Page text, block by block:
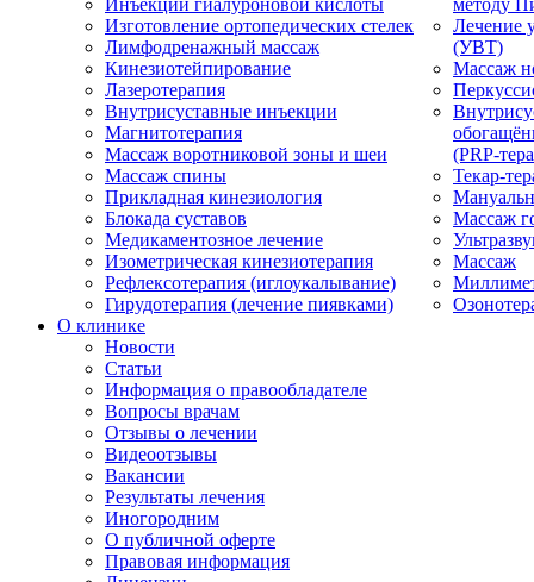
Инъекции гиалуроновой кислоты
Изготовление ортопедических стелек
Лимфодренажный массаж
Кинезиотейпирование
Лазеротерапия
Внутрисуставные инъекции
Магнитотерапия
Массаж воротниковой зоны и шеи
Массаж спины
Прикладная кинезиология
Блокада суставов
Медикаментозное лечение
Изометрическая кинезиотерапия
Рефлексотерапия (иглоукалывание)
Гирудотерапия (лечение пиявками)
методу
Лечение
(УВТ)
Массаж
(PRP-
Текар-
Массаж
Массаж
О клинике
Новости
Статьи
Информация о правообладателе
Вопросы врачам
Отзывы о лечении
Видеоотзывы
Вакансии
Результаты лечения
Иногородним
О публичной оферте
Правовая информация